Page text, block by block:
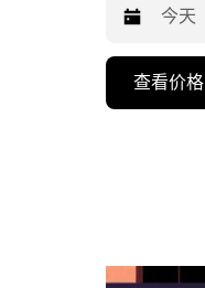
向
查看价格